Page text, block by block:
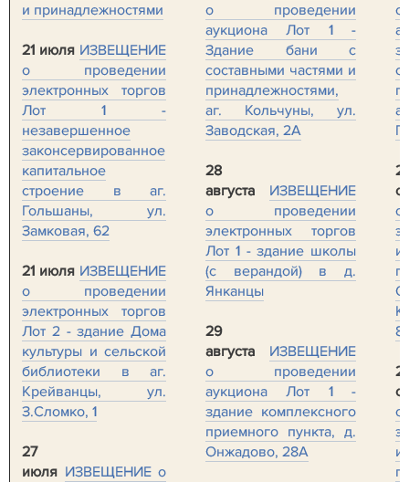
и принадлежностями
21 июля ИЗВЕЩЕНИЕ
о проведении
электронных торгов
Лот 1 -
незавершенное
законсервированное
капитальное
строение в аг.
Гольшаны, ул.
Замковая, 62
21 июля ИЗВЕЩЕНИЕ
о проведении
электронных торгов
Лот 2 - здание Дома
культуры и сельской
библиотеки в аг.
Крейванцы, ул.
З.Сломко, 1
27
июля ИЗВЕЩЕНИЕ о
о проведении
аукциона Лот 1 -
Здание бани с
составными частями и
принадлежностями,
аг. Кольчуны, ул.
Заводская, 2А
28
августа
ИЗВЕЩЕНИЕ
о проведении
электронных торгов
Лот 1 - здание школы
(с верандой) в д.
Янканцы
29
августа
ИЗВЕЩЕНИЕ
о проведении
аукциона Лот 1 -
здание комплексного
приемного пункта, д.
Онжадово, 28А